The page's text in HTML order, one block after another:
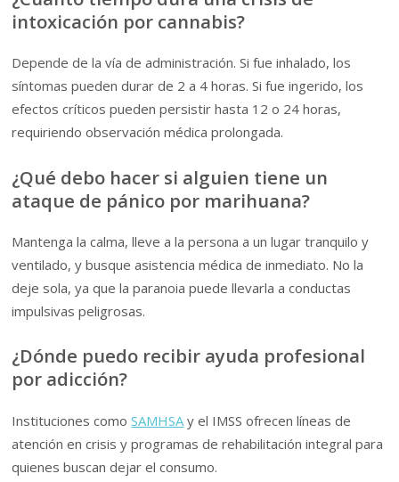
intoxicación por cannabis?
Depende de la vía de administración. Si fue inhalado, los
síntomas pueden durar de 2 a 4 horas. Si fue ingerido, los
efectos críticos pueden persistir hasta 12 o 24 horas,
requiriendo observación médica prolongada.
¿Qué debo hacer si alguien tiene un
ataque de pánico por marihuana?
Mantenga la calma, lleve a la persona a un lugar tranquilo y
ventilado, y busque asistencia médica de inmediato. No la
deje sola, ya que la paranoia puede llevarla a conductas
impulsivas peligrosas.
¿Dónde puedo recibir ayuda profesional
por adicción?
Instituciones comoSAMHSA y el IMSS ofrecen líneas de
atención en crisis y programas de rehabilitación integral para
quienes buscan dejar el consumo.